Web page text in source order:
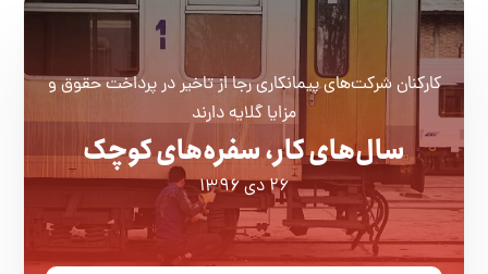
کارکنان شرکت‌های پیمانکاری رجا از تاخیر در پرداخت حقوق و
مزایا گلایه دارند
سال‌های کار، سفره‌های کوچک
۲۶ دی ۱۳۹۶